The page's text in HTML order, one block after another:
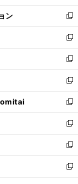
開
く
ウ
で
開
く
ン
ド
ウ
で
開
く
ウ
ィ
ン
ド
ウ
で
開
く
ン
新
し
い
ウ
ィ
ン
ド
ウ
で
開
く
新
し
い
ウ
ィ
ン
ド
ウ
で
開
く
新
し
い
ウ
ィ
ン
ド
ウ
で
開
く
新
し
い
ウ
ィ
ン
ド
ウ
で
開
新
し
い
ウ
ィ
ン
ド
ウ
新
し
い
ウ
ィ
ン
新
し
い
ウ
新
し